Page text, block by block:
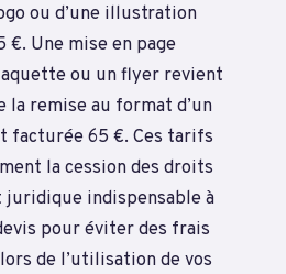
ou d’une illustration
Une mise en page
ou un flyer revient
la remise au format d’un
facturée 65 €. Ces tarifs
la cession des droits
juridique indispensable à
pour éviter des frais
de l’utilisation de vos